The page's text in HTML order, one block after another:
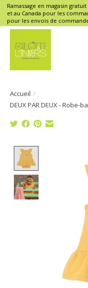
Ramassage en magasin
et au Canada pour les
pour les envois de
Accueil /
DEUX PAR DEUX -